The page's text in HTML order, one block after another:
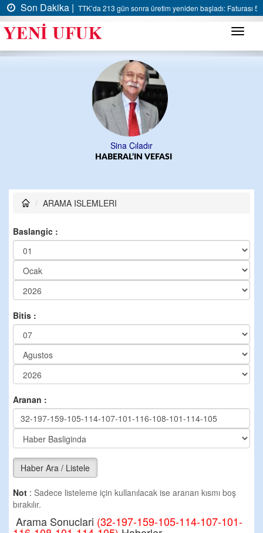
Son Dakika | TTK’da 213 gün sonra üretim yeniden başladı: Faturası 5
Menü
Sina Çıladır
HABERAL’IN VEFASI
ARAMA ISLEMLERI
Baslangic :
Bitis :
Aranan :
Haber Ara / Listele
Not : Sadece listeleme için kullanılacak ise aranan kısmı boş
bırakılır.
Arama Sonuclari (32-197-159-105-114-107-101-